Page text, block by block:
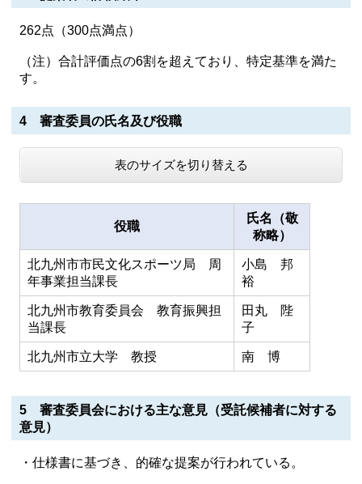
262点（300点満点）
（注）合計評価点の6割を超えており、特定基準を満た
す。
4 審査委員の氏名及び役職
表のサイズを切り替える
役職
氏名（敬
称略）
北九州市市民文化スポーツ局 周
年事業担当課長
小島 邦
裕
北九州市教育委員会 教育振興担
当課長
田丸 陛
子
北九州市立大学 教授 南 博
5 審査委員会における主な意見（受託候補者に対する
意見）
・仕様書に基づき、的確な提案が行われている。